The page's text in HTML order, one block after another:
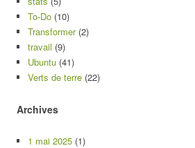
To-Do (10)
Transformer(2)
travail (9)
Ubuntu (41)
Verts de terre (22)
Archives
1 mai 2025 (1)